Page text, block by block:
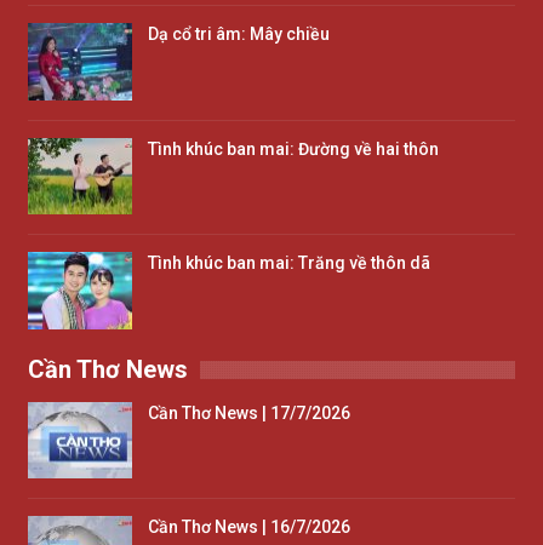
Dạ cổ tri âm: Mây chiều
Tình khúc ban mai: Đường về hai thôn
Tình khúc ban mai: Trăng về thôn dã
Cần Thơ News
Cần Thơ News | 17/7/2026
Cần Thơ News | 16/7/2026